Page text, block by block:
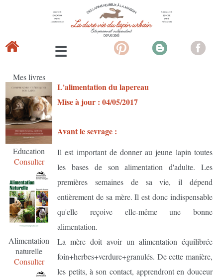
Mes livres
Education
Consulter
Alimentation
naturelle
Consulter
L'alimentation du lapereau
Mise à jour : 04/05/2017
Avant le sevrage :
Il est important de donner au jeune lapin toutes
les bases de son alimentation d'adulte. Les
premières semaines de sa vie, il dépend
entièrement de sa mère. Il est donc indispensable
qu'elle reçoive elle-même une bonne
alimentation.
La mère doit avoir un alimentation équilibrée
foin+herbes+verdure+granulés. De cette manière,
les petits, à son contact, apprendront en douceur